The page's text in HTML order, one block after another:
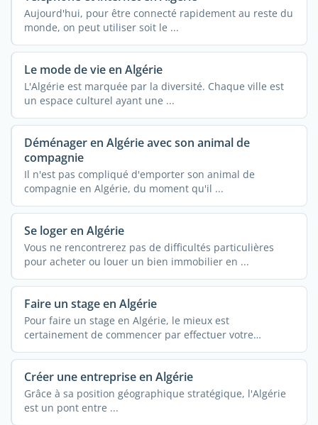
Aujourd'hui, pour être connecté rapidement au reste du
monde, on peut utiliser soit le ...
Le mode de vie en Algérie
L'Algérie est marquée par la diversité. Chaque ville est
un espace culturel ayant une ...
Déménager en Algérie avec son animal de
compagnie
Il n'est pas compliqué d'emporter son animal de
compagnie en Algérie, du moment qu'il ...
Se loger en Algérie
Vous ne rencontrerez pas de difficultés particulières
pour acheter ou louer un bien immobilier en ...
Faire un stage en Algérie
Pour faire un stage en Algérie, le mieux est
certainement de commencer par effectuer votre
recherche en ...
Créer une entreprise en Algérie
Grâce à sa position géographique stratégique, l'Algérie
est un pont entre ...